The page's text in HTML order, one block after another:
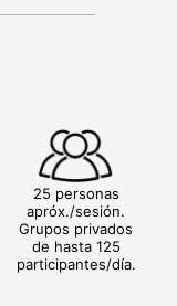
25 personas
apróx./sesión.
Grupos privados
de hasta 125
participantes/día.